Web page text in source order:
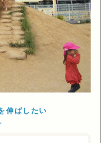
伸ばしたい